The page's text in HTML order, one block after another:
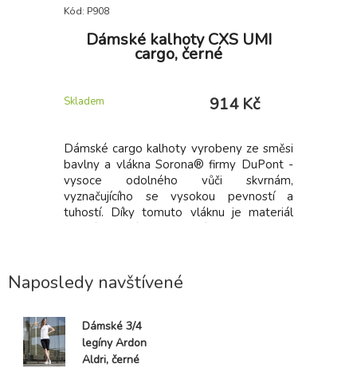
Kód: P908
Dámské kalhoty CXS UMI
cargo, černé
Skladem 914 Kč
Dámské cargo kalhoty vyrobeny ze směsi
bavlny a vlákna Sorona® firmy DuPont -
vysoce odolného vůči skvrnám,
vyznačujícího se vysokou pevností a
tuhostí. Díky tomuto vláknu je materiál
nabírané kapsy - pravá na zip, levá krytá
klopou s drukem, nohavice se zúženým
Naposledy navštívené
Dámské 3/4
legíny Ardon
Aldri, černé